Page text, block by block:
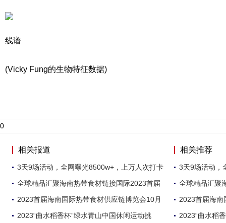
线谱
(Vicky Fung的生物特征数据)
0
相关报道
3天9场活动，全网曝光8500w+，上万人次打卡
全球精品汇聚海南热带食材链接国际2023首届
2023首届海南国际热带食材供应链博览会10月
2023“曲水稻香杯”绿水青山中国休闲运动挑
相关推荐
3天9场活动，
全球精品汇聚
2023首届海南
2023“曲水稻